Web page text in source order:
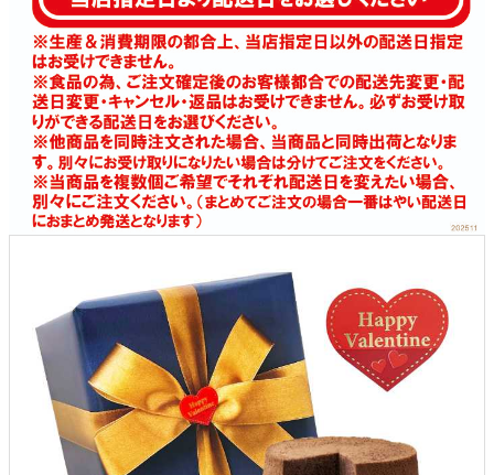
ブライダルバッグ
演出用品
内祝い 出産祝い
季節イベント特集
会社概要
ドメイン指定受信について
無料サンプル・資料請求
お問合せ